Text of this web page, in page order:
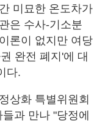
미묘한 온도차가
은 수사-기소분
론이 없지만 여당
완전 폐지'에 대
다.
상화 특별위원회
과 만나 "당정에